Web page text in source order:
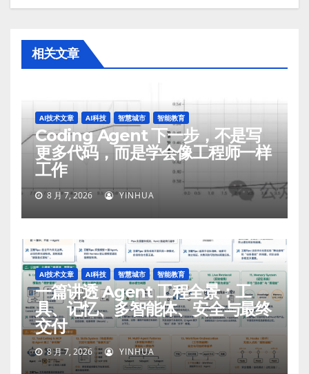
相关文章
AI技术文章 AI科技 智慧城市 智能教育
Coding Agent 下一步，不是写
更多代码，而是学会像工程师一样
工作
8 月 7, 2026 YINHUA
AI技术文章 AI科技 智慧城市 智能教育
一篇讲透 Agent 工程全景：工
具、记忆、多智能体、安全与最终
交付
8 月 7, 2026 YINHUA